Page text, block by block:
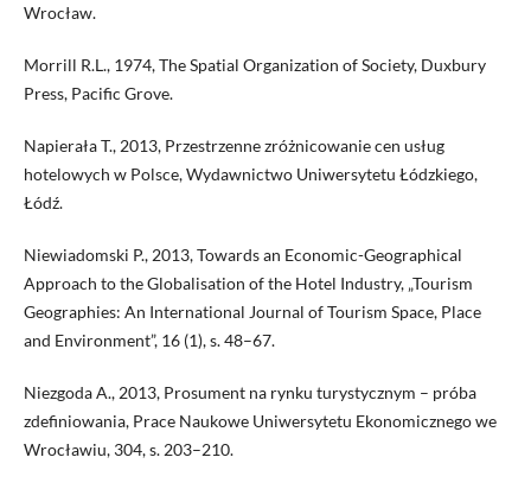
Wrocław.
Morrill R.L., 1974, The Spatial Organization of Society, Duxbury
Press, Pacific Grove.
Napierała T., 2013, Przestrzenne zróżnicowanie cen usług
hotelowych w Polsce, Wydawnictwo Uniwersytetu Łódzkiego,
Łódź.
Niewiadomski P., 2013, Towards an Economic-Geographical
Approach to the Globalisation of the Hotel Industry, „Tourism
Geographies: An International Journal of Tourism Space, Place
and Environment”, 16 (1), s. 48–67.
Niezgoda A., 2013, Prosument na rynku turystycznym – próba
zdefiniowania, Prace Naukowe Uniwersytetu Ekonomicznego we
Wrocławiu, 304, s. 203–210.